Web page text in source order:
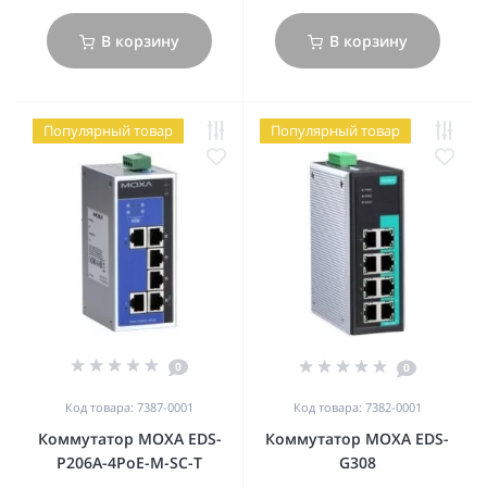
В корзину В корзину
Популярный товар
0
Код товара: 7387-0001
Коммутатор MOXA EDS-
P206A-4PoE-M-SC-T
Популярный товар
0
Код товара: 7382-0001
Коммутатор MOXA EDS-
G308